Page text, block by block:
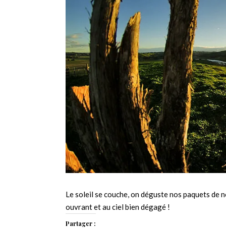
Le soleil se couche, on déguste nos paquets
ouvrant et au ciel bien dégagé !
Partager :